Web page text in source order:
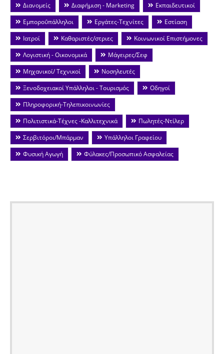
Διανομείς Διαφήμιση - Marketing
Εκπαιδευτικοί
Εμποροΰπάλληλοι
Εργάτες-Τεχνίτες
Εστίαση
Ιατροί
Καθαριστές/στριες
Κοινωνικοί Επιστήμονες
Λογιστική - Οικονομικά
Μάγειρες/Σεφ
Μηχανικοί/ Τεχνικοί
Νοσηλευτές
Ξενοδοχειακοί Υπάλληλοι - Τουρισμός
Οδηγοί
Πληροφορική-Τηλεπικοινωνίες
Πολιτιστικά-Τέχνες -Καλλιτεχνικά
Πωλητές-Ντίλερ
Σερβιτόροι/Μπάρμαν
Υπάλληλοι Γραφείου
Φυσική Αγωγή
Φύλακες/Προσωπικό Ασφαλείας